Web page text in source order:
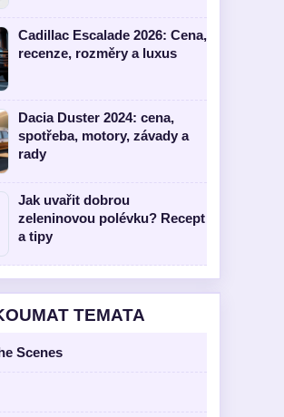
Cadillac Escalade 2026: Cena,
recenze, rozměry a luxus
Dacia Duster 2024: cena,
spotřeba, motory, závady a
rady
Jak uvařit dobrou
zeleninovou polévku? Recept
a tipy
TEMATA
Scenes